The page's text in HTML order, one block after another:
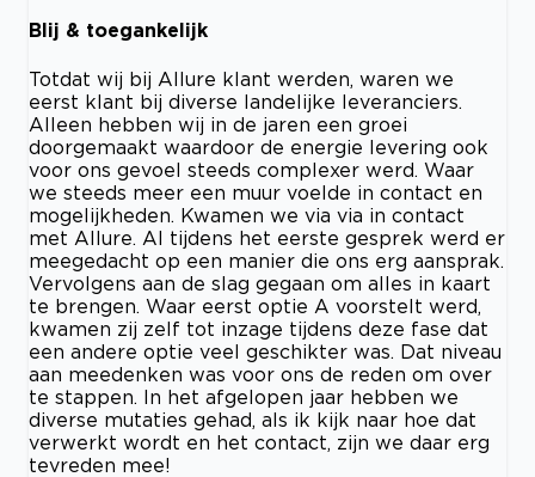
Blij & toegankelijk
Totdat wij bij Allure klant werden, waren we
eerst klant bij diverse landelijke leveranciers.
Alleen hebben wij in de jaren een groei
doorgemaakt waardoor de energie levering ook
voor ons gevoel steeds complexer werd. Waar
we steeds meer een muur voelde in contact en
mogelijkheden. Kwamen we via via in contact
met Allure. Al tijdens het eerste gesprek werd er
meegedacht op een manier die ons erg aansprak.
Vervolgens aan de slag gegaan om alles in kaart
te brengen. Waar eerst optie A voorstelt werd,
kwamen zij zelf tot inzage tijdens deze fase dat
een andere optie veel geschikter was. Dat niveau
aan meedenken was voor ons de reden om over
te stappen. In het afgelopen jaar hebben we
diverse mutaties gehad, als ik kijk naar hoe dat
verwerkt wordt en het contact, zijn we daar erg
tevreden mee!